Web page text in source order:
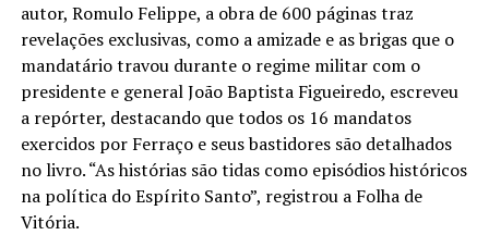
autor, Romulo Felippe, a obra de 600 páginas traz
revelações exclusivas, como a amizade e as brigas que o
mandatário travou durante o regime militar com o
presidente e general João Baptista Figueiredo, escreveu
a repórter, destacando que todos os 16 mandatos
exercidos por Ferraço e seus bastidores são detalhados
no livro. “As histórias são tidas como episódios históricos
na política do Espírito Santo”, registrou a Folha de
Vitória.